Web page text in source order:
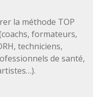
la méthode TOP
formateurs,
techniciens,
de santé,